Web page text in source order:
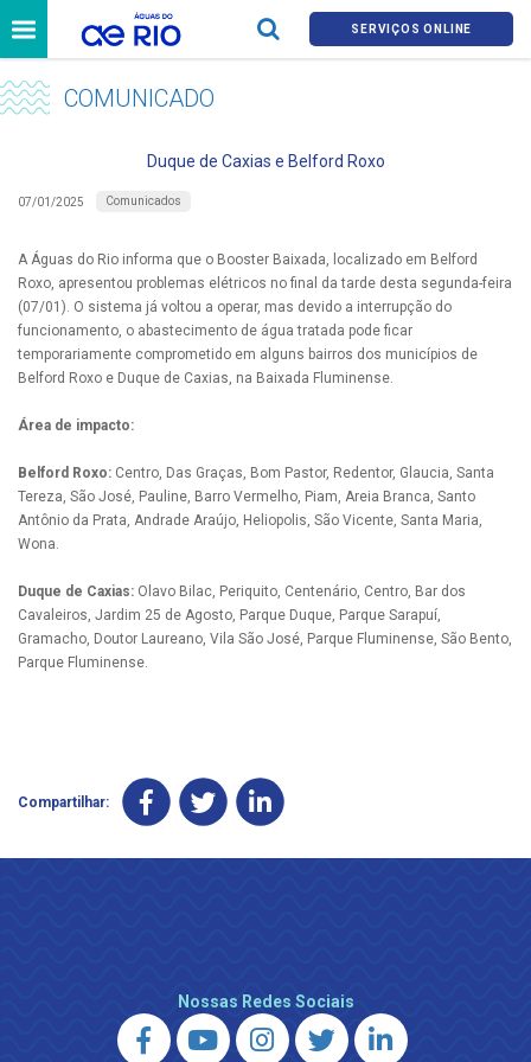
SERVIÇOS ONLINE
COMUNICADO
Duque de Caxias e Belford Roxo
07/01/2025 Comunicados
A Águas do Rio informa que o Booster Baixada, localizado em Belford
Roxo, apresentou problemas elétricos no final da tarde desta segunda-feira
(07/01). O sistema já voltou a operar, mas devido a interrupção do
funcionamento, o abastecimento de água tratada pode ficar
temporariamente comprometido em alguns bairros dos municípios de
Belford Roxo e Duque de Caxias, na Baixada Fluminense.
Área de impacto:
Belford Roxo: Centro, Das Graças, Bom Pastor, Redentor, Glaucia, Santa
Tereza, São José, Pauline, Barro Vermelho, Piam, Areia Branca, Santo
Antônio da Prata, Andrade Araújo, Heliopolis, São Vicente, Santa Maria,
Wona.
Duque de Caxias: Olavo Bilac, Periquito, Centenário, Centro, Bar dos
Cavaleiros, Jardim 25 de Agosto, Parque Duque, Parque Sarapuí,
Gramacho, Doutor Laureano, Vila São José, Parque Fluminense, São Bento,
Parque Fluminense.
Compartilhar:
Nossas Redes Sociais